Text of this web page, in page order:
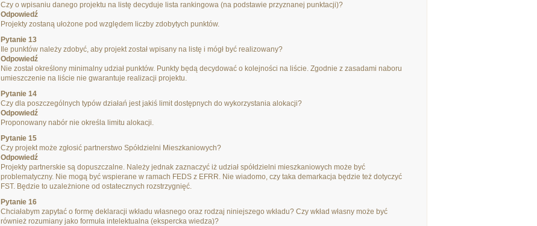
Czy o wpisaniu danego projektu na listę decyduje lista rankingowa (na podstawie przyznanej punktacji)?
Odpowiedź
Projekty zostaną ułożone pod względem liczby zdobytych punktów.
Pytanie 13
Ile punktów należy zdobyć, aby projekt został wpisany na listę i mógł być realizowany?
Odpowiedź
Nie został określony minimalny udział punktów. Punkty będą decydować o kolejności na liście. Zgodnie z zasadami naboru
umieszczenie na liście nie gwarantuje realizacji projektu.
Pytanie 14
Czy dla poszczególnych typów działań jest jakiś limit dostępnych do wykorzystania alokacji?
Odpowiedź
Proponowany nabór nie określa limitu alokacji.
Pytanie 15
Czy projekt może zgłosić partnerstwo Spółdzielni Mieszkaniowych?
Odpowiedź
Projekty partnerskie są dopuszczalne. Należy jednak zaznaczyć iż udział spółdzielni mieszkaniowych może być
problematyczny. Nie mogą być wspierane w ramach FEDS z EFRR. Nie wiadomo, czy taka demarkacja będzie też dotyczyć
FST. Będzie to uzależnione od ostatecznych rozstrzygnięć.
Pytanie 16
Chciałabym zapytać o formę deklaracji wkładu własnego oraz rodzaj niniejszego wkładu? Czy wkład własny może być
również rozumiany jako formuła intelektualna (ekspercka wiedza)?